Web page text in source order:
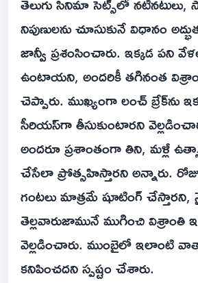
నిపుణులను చూసుకునే విధానం
జాన్వీ ప్రశంసించారు. ఇక్కడ పని
ఉంటాయని, అందరికీ తగినంత
చెప్పారు. ముఖ్యంగా లంచ్ బ్రేక్‌ను
సీరియస్‌గా తీసుకుంటారని
అందరూ ప్రశాంతంగా తిని, మళ్లీ
చేసేలా ప్రోత్సహిస్తారని అన్నారు.
గంటలు మాత్రమే షూటింగ్
తెల్లవారుజామునే ముగించి విశ్రాంతి
వెల్లడించారు. ముంబైలో ఇలాంటి
కనిపించదని స్పష్టం చేశారు.